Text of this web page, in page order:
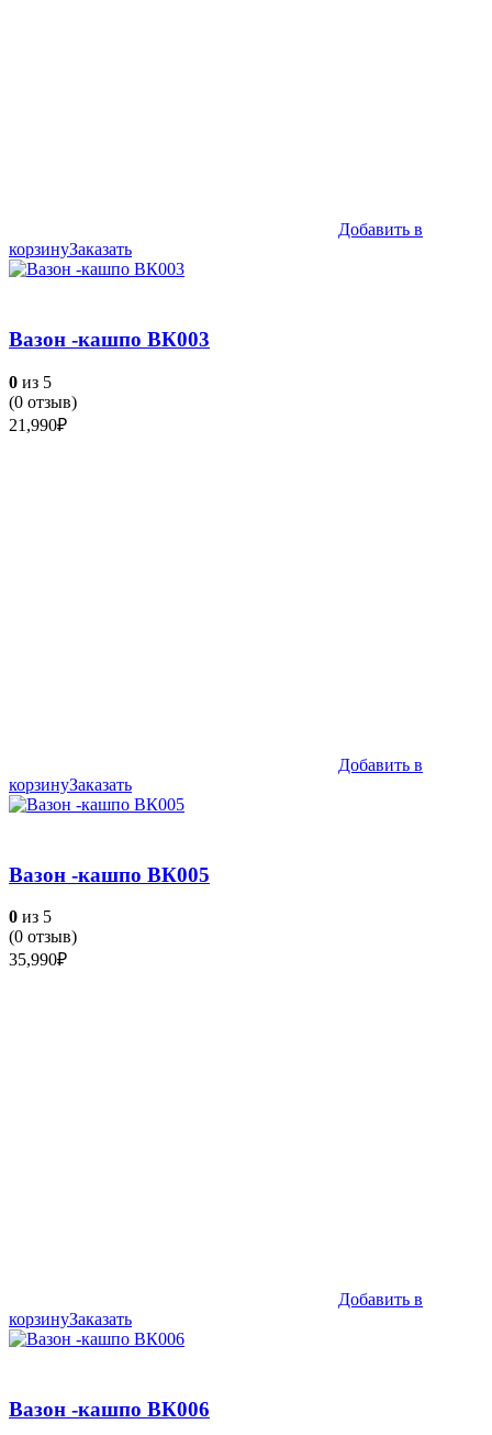
Добавить в
корзинуЗаказать
Вазон -кашпо ВК003
0 из 5
(0 отзыв)
21,990₽
Добавить в
корзинуЗаказать
Вазон -кашпо ВК005
0 из 5
(0 отзыв)
35,990₽
Добавить в
корзинуЗаказать
Вазон -кашпо ВК006